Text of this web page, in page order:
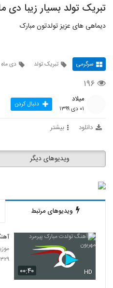
تبریک تولد بسیار زیبا دی
دیماهی های عزیز تولدتون مبارک
سرگرمی تبریک تولد دی ماه
۱۹۶
میلاد
۰۱ دی ۱۳۹۹ دنبال کردن
دانلود بیشتر
ویدیوهای دیگر
ویدیوهای مرتبط
۰۰:۴۰ HD
۳۲۹ بازدید